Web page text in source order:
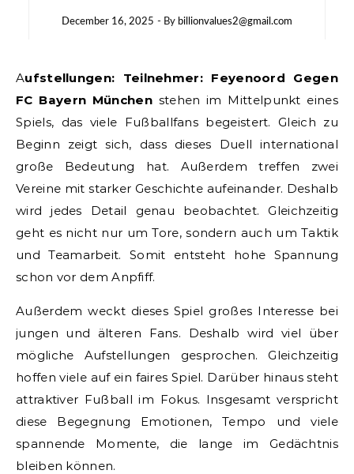
December 16, 2025 - By billionvalues2@gmail.com
Aufstellungen: Teilnehmer: Feyenoord Gegen
FC Bayern Münchenstehen im Mittelpunkt eines
Spiels, das viele Fußballfans begeistert. Gleich zu
Beginn zeigt sich, dass dieses Duell international
große Bedeutung hat. Außerdem treffen zwei
Vereine mit starker Geschichte aufeinander. Deshalb
wird jedes Detail genau beobachtet. Gleichzeitig
geht es nicht nur um Tore, sondern auch um Taktik
und Teamarbeit. Somit entsteht hohe Spannung
schon vor dem Anpfiff.
Außerdem weckt dieses Spiel großes Interesse bei
jungen und älteren Fans. Deshalb wird viel über
mögliche Aufstellungen gesprochen. Gleichzeitig
hoffen viele auf ein faires Spiel. Darüber hinaus steht
attraktiver Fußball im Fokus. Insgesamt verspricht
diese Begegnung Emotionen, Tempo und viele
spannende Momente, die lange im Gedächtnis
bleiben können.